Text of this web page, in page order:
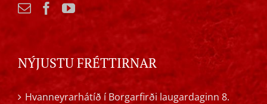
NÝJUSTU FRÉTTIRNAR
Hvanneyrarhátíð í Borgarfirði laugardaginn 8.